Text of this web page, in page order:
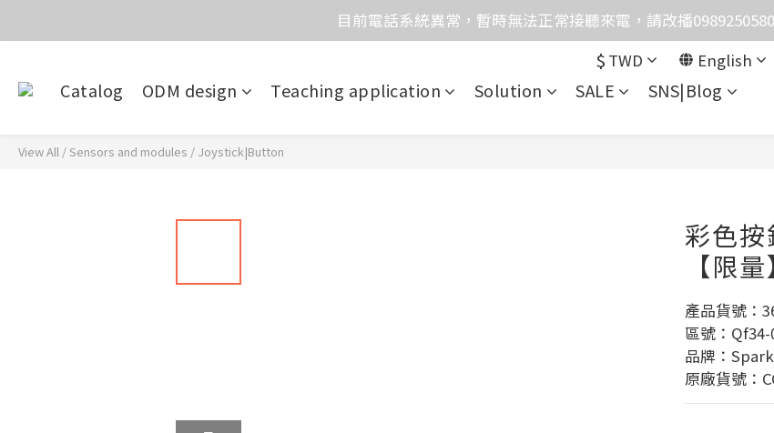
價格均含稅，下單享優惠！歡迎大量採購，由專人提供
目前電話系統異常，暫時無法正常接聽來電，請改播
價格均含稅，下單享優惠！歡迎大量採購，由專人提供
$ TWD English
Catalog ODM design Teaching application Solution SALE SNS|Blog
View All /Sensors and modules / Joystick|Button
彩色
【限量
產品貨號：
區號：Qf34-
品牌：
原廠貨號：